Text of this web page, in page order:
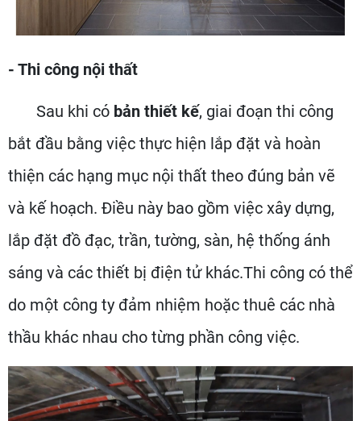
- Thi công nội thất
Sau khi có bản thiết kế, giai đoạn thi công
bắt đầu bằng việc thực hiện lắp đặt và hoàn
thiện các hạng mục nội thất theo đúng bản vẽ
và kế hoạch. Điều này bao gồm việc xây dựng,
lắp đặt đồ đạc, trần, tường, sàn, hệ thống ánh
sáng và các thiết bị điện tử khác.Thi công có thể
do một công ty đảm nhiệm hoặc thuê các nhà
thầu khác nhau cho từng phần công việc.